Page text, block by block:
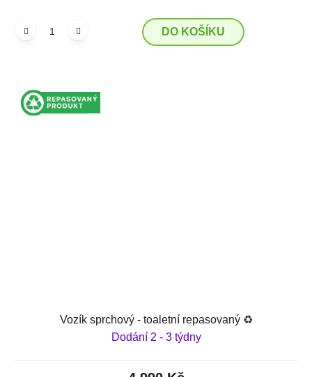
DO KOŠÍKU
Vozík sprchový - toaletní repasovaný ♻️
Dodání 2 - 3 týdny